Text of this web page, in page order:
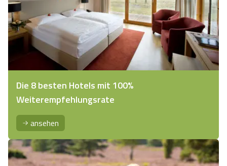
Die 8 besten Hotels mit 100%
Weiterempfehlungsrate
ansehen